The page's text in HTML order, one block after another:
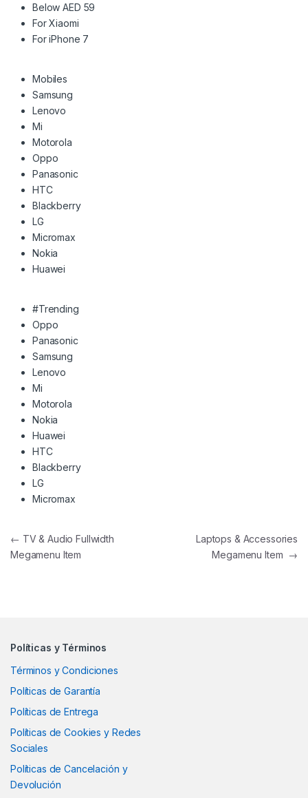
Below AED 59
For Xiaomi
For iPhone 7
Mobiles
Samsung
Lenovo
Mi
Motorola
Oppo
Panasonic
HTC
Blackberry
LG
Micromax
Nokia
Huawei
#Trending
Oppo
Panasonic
Samsung
Lenovo
Mi
Motorola
Nokia
Huawei
HTC
Blackberry
LG
Micromax
Navegación de entradas
← TV & Audio Fullwidth
Megamenu Item
Laptops & Accessories
Megamenu Item →
Políticas y Términos
Términos y Condiciones
Políticas de Garantía
Políticas de Entrega
Políticas de Cookies y Redes
Sociales
Políticas de Cancelación y
Devolución